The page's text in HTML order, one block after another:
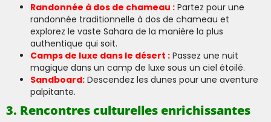
Randonnée à dos de chameau : Partez pour une
randonnée traditionnelle à dos de chameau et
explorez le vaste Sahara de la manière la plus
authentique qui soit.
Camps de luxe dans le désert : Passez une nuit
magique dans un camp de luxe sous un ciel étoilé.
Sandboard: Descendez les dunes pour une aventure
palpitante.
3. Rencontres culturelles enrichissantes